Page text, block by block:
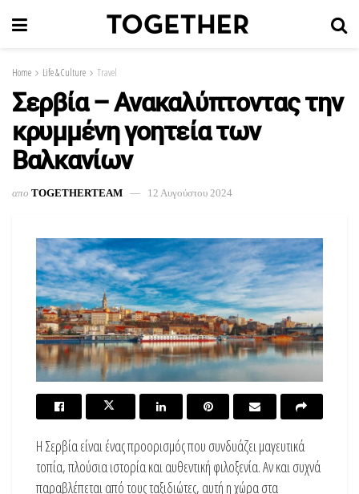
Home Life & Culture Travel
Σερβία – Ανακαλύπτοντας την
κρυμμένη γοητεία των
Βαλκανίων
απο TOGETHERTEAM 12 Αυγούστου 2024
Η Σερβία είναι ένας προορισμός που συνδυάζει μαγευτικά
τοπία, πλούσια ιστορία και αυθεντική φιλοξενία. Αν και συχνά
παραβλέπεται από τους ταξιδιώτες, αυτή η χώρα στα